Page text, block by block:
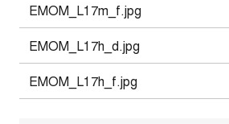
EMOM_L17m_f.jpg
EMOM_L17h_d.jpg
EMOM_L17h_f.jpg